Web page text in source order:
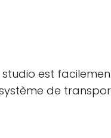
studio est
de